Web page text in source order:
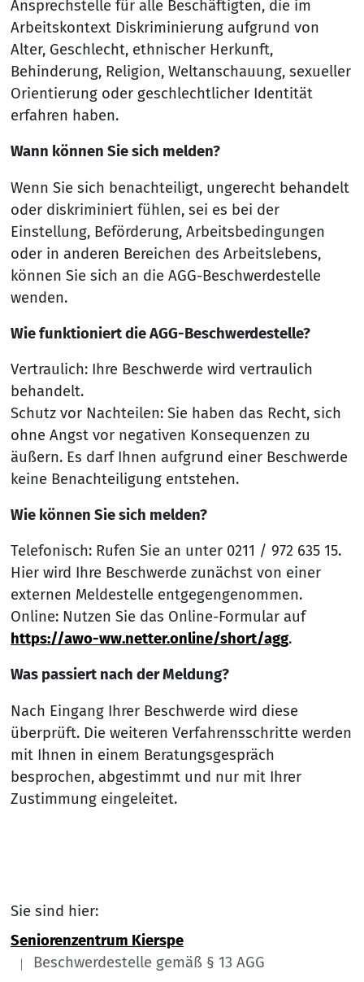
Ansprechstelle für alle Beschäftigten, die im
Arbeitskontext Diskriminierung aufgrund von
Alter, Geschlecht, ethnischer Herkunft,
Behinderung, Religion, Weltanschauung, sexueller
Orientierung oder geschlechtlicher Identität
erfahren haben.
Wann können Sie sich melden?
Wenn Sie sich benachteiligt, ungerecht behandelt
oder diskriminiert fühlen, sei es bei der
Einstellung, Beförderung, Arbeitsbedingungen
oder in anderen Bereichen des Arbeitslebens,
können Sie sich an die AGG-Beschwerdestelle
wenden.
Wie funktioniert die AGG-Beschwerdestelle?
Vertraulich: Ihre Beschwerde wird vertraulich
behandelt.
Schutz vor Nachteilen: Sie haben das Recht, sich
ohne Angst vor negativen Konsequenzen zu
äußern. Es darf Ihnen aufgrund einer Beschwerde
keine Benachteiligung entstehen.
Wie können Sie sich melden?
Telefonisch: Rufen Sie an unter 0211 / 972 635 15.
Hier wird Ihre Beschwerde zunächst von einer
externen Meldestelle entgegengenommen.
Online: Nutzen Sie das Online-Formular auf
https://awo-ww.netter.online/short/agg.
Was passiert nach der Meldung?
Nach Eingang Ihrer Beschwerde wird diese
überprüft. Die weiteren Verfahrensschritte werden
mit Ihnen in einem Beratungsgespräch
besprochen, abgestimmt und nur mit Ihrer
Zustimmung eingeleitet.
Sie sind hier:
Seniorenzentrum Kierspe
Beschwerdestelle gemäß § 13 AGG